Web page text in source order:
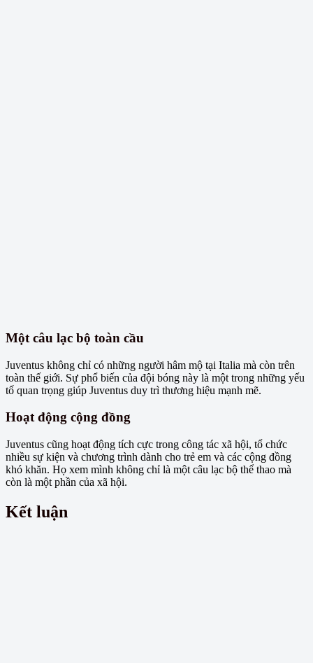
Một câu lạc bộ toàn cầu
Juventus không chỉ có những người hâm mộ tại Italia mà còn trên
toàn thế giới. Sự phổ biến của đội bóng này là một trong những yếu
tố quan trọng giúp Juventus duy trì thương hiệu mạnh mẽ.
Hoạt động cộng đồng
Juventus cũng hoạt động tích cực trong công tác xã hội, tổ chức
nhiều sự kiện và chương trình dành cho trẻ em và các cộng đồng
khó khăn. Họ xem mình không chỉ là một câu lạc bộ thể thao mà
còn là một phần của xã hội.
Kết luận